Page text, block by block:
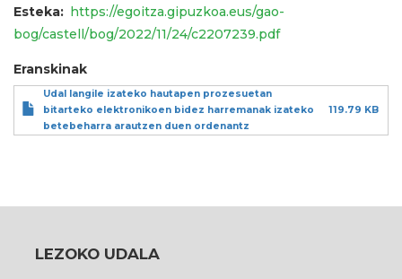
Esteka
https://egoitza.gipuzkoa.eus/gao-
bog/castell/bog/2022/11/24/c2207239.pdf
Eranskinak
Udal langile izateko hautapen prozesuetan
bitarteko elektronikoen bidez harremanak izateko
betebeharra arautzen duen ordenantz
119.79 KB
LEZOKO UDALA